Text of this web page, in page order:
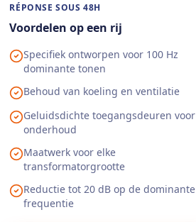
RÉPONSE SOUS 48H
Voordelen op een rij
Specifiek ontworpen voor 100 Hz
dominante tonen
Behoud van koeling en ventilatie
Geluidsdichte toegangsdeuren voor
onderhoud
Maatwerk voor elke
transformatorgrootte
Reductie tot 20 dB op de dominante
frequentie